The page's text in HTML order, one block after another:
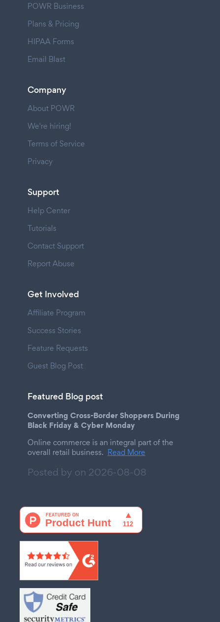
POWR Business
Plans & Pricing
HIPAA Forms
Email Blast
Company
About POWR
We're hiring!
Terms of Service
Privacy
Support
Help Center
Tutorials
Contact Support
Report Abuse
Get Involved
Affiliate Program
Success Stories
Feature Requests
Guest Blog Post
Featured Blog post
Converting Cross-Border Shoppers During
Black Friday & Cyber Monday
Online commerce is an integral part of the
overall retail business. Read More
Posted by on 2026-08-08